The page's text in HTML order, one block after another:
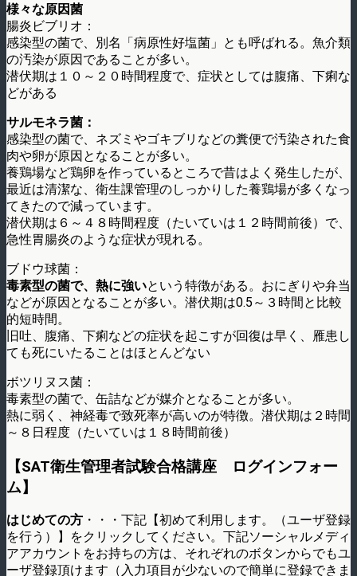
様々な原因菌
腸炎ビブリオ：
感染型の菌で、別名「病原性好塩菌」とも呼ばれる。魚介類
の汚染が原因であることが多い。
潜伏期は１０～２０時間程度で、症状としては腹痛、下痢な
どがある
サルモネラ菌：
感染型の菌で、ネズミやゴキブリなどの糞便で汚染された食
肉や卵が原因となることが多い。
養鶏場など鶏卵を作っているところで昔はよく発生したが、
最近は清潔な、衛生課管理のしっかりした養鶏場が多くなっ
てきたので減っています。
潜伏期は６～４８時間程度（たいていは１２時間前後）で、
急性胃腸炎のような症状が現れる。
ブドウ球菌：
毒素型の菌で、熱に強いという特徴がある。おにぎりや弁当
などが原因となることが多い。潜伏期は0.5～３時間と比較
的短時間。
旧吐、腹痛、下痢などの症状を起こすが回復は早く、雁患し
ても死にいたることはほとんどない
ボツリヌス菌：
毒素型の菌で、缶詰などが媒介となることが多い。
熱に弱く、神経毒で致死率が高いのが特徴。潜伏期は２時間
～８日程度（たいていは１８時間前後）
【SAT衛生管理者試験合格講座 ログインフォー
ム】
はじめての方 ・・・下記【初めて利用します。（ユーザ登録
を行う）】をクリックしてください。下記ソーシャルメディ
アアカウントをお持ちの方は、それぞれのボタンからでもユ
ーザ登録頂けます（入力項目が少ないので簡単に登録できま